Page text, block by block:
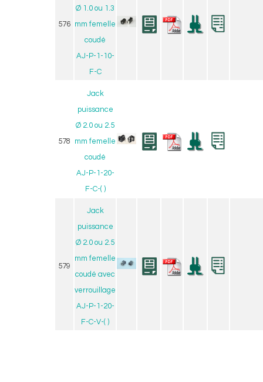
576
Ø 1.0 ou 1.3
mm femelle
coudé
AJ-P-1-10-
F-C
578
Jack
puissance
Ø 2.0 ou 2.5
mm femelle
coudé
AJ-P-1-20-
F-C-( )
579
Jack
puissance
Ø 2.0 ou 2.5
mm femelle
coudé avec
verrouillage
AJ-P-1-20-
F-C-V-( )